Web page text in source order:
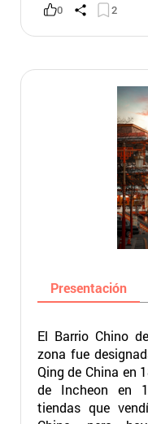
0 2
Presentación
El Barrio Chino
zona fue
Qing de China en
de Incheon en
tiendas que